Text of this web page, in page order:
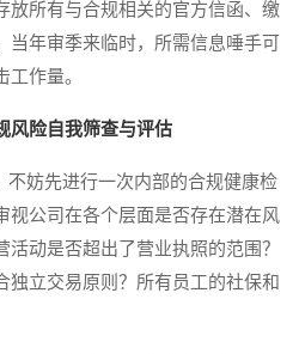
放所有与合规相关的官方信函、缴
年审季来临时，所需信息唾手可
作量。
风险自我筛查与评估
妨先进行一次内部的合规健康检
视公司在各个层面是否存在潜在风
动是否超出了营业执照的范围？
独立交易原则？所有员工的社保和